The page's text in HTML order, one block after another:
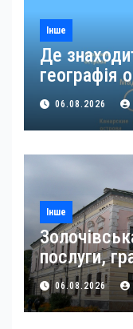
Інше
Де
географія
06.08.2026
Інше
послуги,
06.08.2026